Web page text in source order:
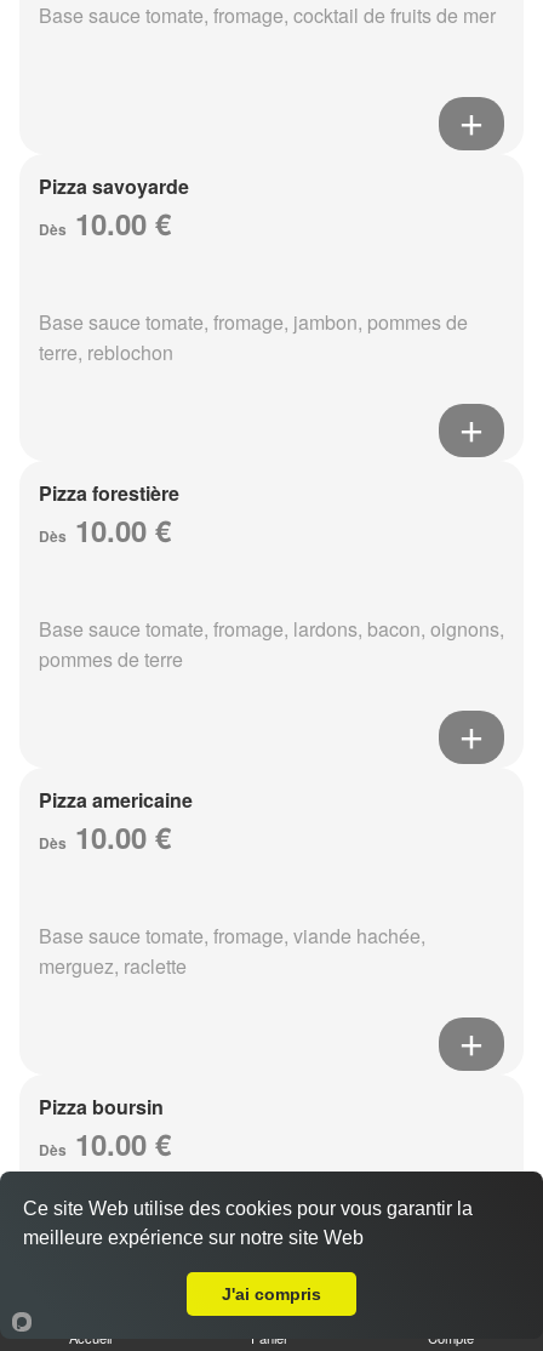
Base sauce tomate, fromage, cocktail de fruits de mer
Pizza savoyarde
Dès 10.00 €
Base sauce tomate, fromage, jambon, pommes de
terre, reblochon
Pizza forestière
Dès 10.00 €
Base sauce tomate, fromage, lardons, bacon, oignons,
pommes de terre
Pizza americaine
Dès 10.00 €
Base sauce tomate, fromage, viande hachée,
merguez, raclette
Pizza boursin
Dès 10.00 €
Base sauce tomate, fromage, viande hachée, boursin,
Accueil Panier Compte
Ce site Web utilise des cookies pour vous garantir la
meilleure expérience sur notre site Web
J'ai compris